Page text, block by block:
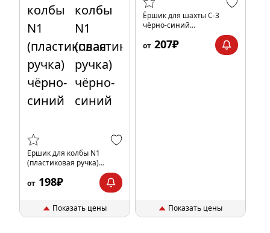
Ершик для колбы N1
(пластиковая ручка)
от 198₽
Показать цены
Ёршик для шахты C-3
чёрно-синий
от 207₽
Показать цены